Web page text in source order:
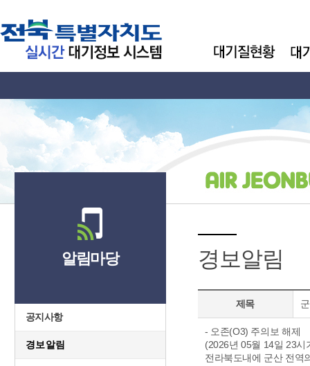
알림마당
공지사항
경보알림
경보알림
제목
- 오존(O3) 주의보 해제
(2026년 05월 14일 23시
전라북도내에 군산 전역